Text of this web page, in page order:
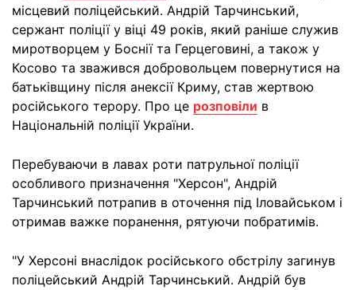
місцевий поліцейський. Андрій Тарчинський,
сержант поліції у віці 49 років, який раніше служив
миротворцем у Боснії та Герцеговині, а також у
Косово та зважився добровольцем повернутися на
батьківщину після анексії Криму, став жертвою
російського терору. Про це розповіли в
Національній поліції України.
Перебуваючи в лавах роти патрульної поліції
особливого призначення "Херсон", Андрій
Тарчинський потрапив в оточення під Іловайськом і
отримав важке поранення, рятуючи побратимів.
"У Херсоні внаслідок російського обстрілу загинув
поліцейський Андрій Тарчинський. Андрій був